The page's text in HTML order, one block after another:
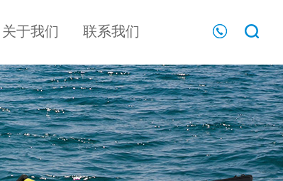
关于我们 联系我们
声呐探测系列
多功能水下声呐
搜救系统（可定
制）
声呐式水下地形
探测仪
手持声呐探测仪
河床扫描仪
行业新闻
文化理念
工厂实景